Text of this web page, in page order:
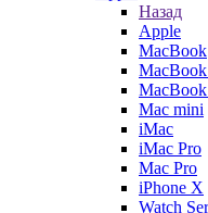
Назад
Apple
MacBook
Mac mini
iMac
iMac Pro
Mac Pro
iPhone X
Watch